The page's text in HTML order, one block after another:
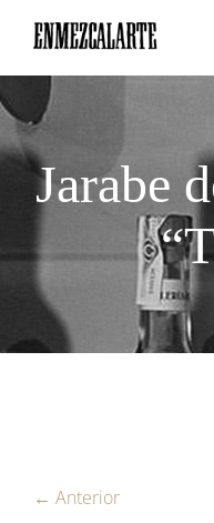
contenido
Jarabe
← Anterior